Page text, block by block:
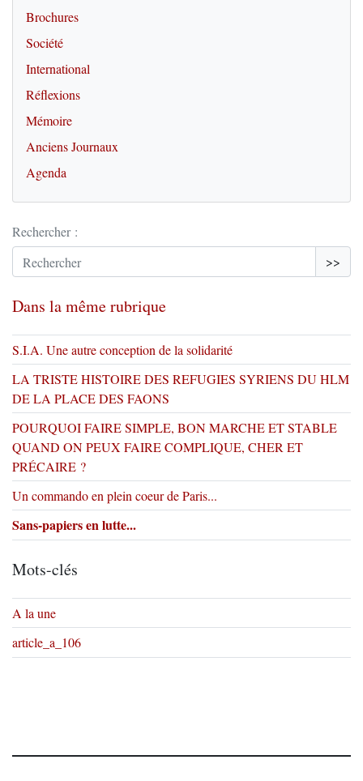
Brochures
Société
International
Réflexions
Mémoire
Anciens Journaux
Agenda
Rechercher :
>>
Dans la même rubrique
S.I.A. Une autre conception de la solidarité
LA TRISTE HISTOIRE DES REFUGIES SYRIENS DU HLM
DE LA PLACE DES FAONS
POURQUOI FAIRE SIMPLE, BON MARCHE ET STABLE
QUAND ON PEUX FAIRE COMPLIQUE, CHER ET
PRÉCAIRE ?
Un commando en plein coeur de Paris...
Sans-papiers en lutte...
Mots-clés
A la une
article_a_106